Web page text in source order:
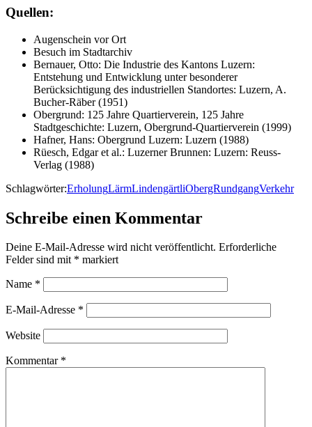
Quellen:
Augenschein vor Ort
Besuch im Stadtarchiv
Bernauer, Otto: Die Industrie des Kantons Luzern:
Entstehung und Entwicklung unter besonderer
Berücksichtigung des industriellen Standortes: Luzern, A.
Bucher-Räber (1951)
Obergrund: 125 Jahre Quartierverein, 125 Jahre
Stadtgeschichte: Luzern, Obergrund-Quartierverein (1999)
Hafner, Hans: Obergrund Luzern: Luzern (1988)
Rüesch, Edgar et al.: Luzerner Brunnen: Luzern: Reuss-
Verlag (1988)
Schlagwörter:ErholungLärmLindengärtliObergRundgangVerkehr
Schreibe einen Kommentar
Deine E-Mail-Adresse wird nicht veröffentlicht. Erforderliche
Felder sind mit * markiert
Name *
E-Mail-Adresse *
Website
Kommentar *